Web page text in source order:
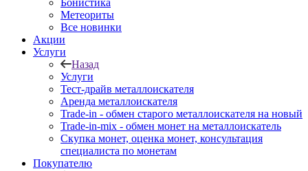
Бонистика
Метеориты
Все новинки
Акции
Услуги
Назад
Услуги
Тест-драйв металлоискателя
Аренда металлоискателя
Trade-in - обмен старого металлоискателя на новый
Trade-in-mix - обмен монет на металлоискатель
Скупка монет, оценка монет, консультация
специалиста по монетам
Покупателю